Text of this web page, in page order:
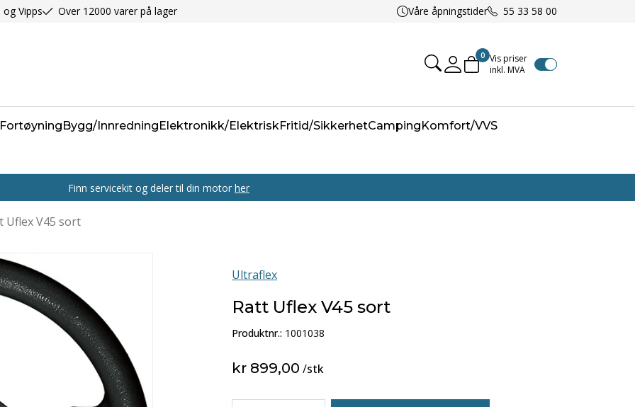
Vipps Over 12000 varer på lager Våre åpningstider 55 33 58 00
Mine sider
0 Vis priser
inkl. MVA
FortøyningBygg/InnredningElektronikk/ElektriskFritid/SikkerhetCampingKomfort/VVS
Finn servicekit og deler til din motor her
Uflex V45 sort
Ultraflex
Ratt Uflex V45 sort
Produktnr.: 1001038
kr 899,00 /stk